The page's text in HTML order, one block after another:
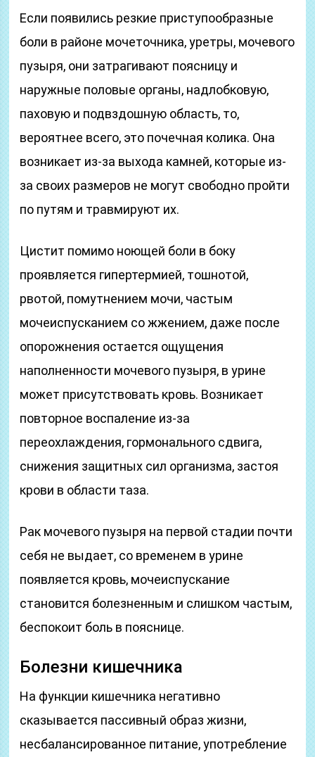
Если появились резкие приступообразные
боли в районе мочеточника, уретры, мочевого
пузыря, они затрагивают поясницу и
наружные половые органы, надлобковую,
паховую и подвздошную область, то,
вероятнее всего, это почечная колика. Она
возникает из-за выхода камней, которые из-
за своих размеров не могут свободно пройти
по путям и травмируют их.
Цистит помимо ноющей боли в боку
проявляется гипертермией, тошнотой,
рвотой, помутнением мочи, частым
мочеиспусканием со жжением, даже после
опорожнения остается ощущения
наполненности мочевого пузыря, в урине
может присутствовать кровь. Возникает
повторное воспаление из-за
переохлаждения, гормонального сдвига,
снижения защитных сил организма, застоя
крови в области таза.
Рак мочевого пузыря на первой стадии почти
себя не выдает, со временем в урине
появляется кровь, мочеиспускание
становится болезненным и слишком частым,
беспокоит боль в пояснице.
Болезни кишечника
На функции кишечника негативно
сказывается пассивный образ жизни,
несбалансированное питание, употребление